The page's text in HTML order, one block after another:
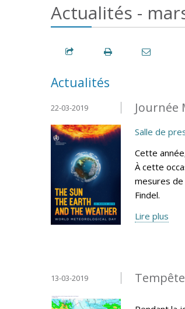
Actualités -
Actualités
Journée
22-03-2019
Salle de
Cette
À cette
mesures
Findel.
Lire plus
13-03-2019